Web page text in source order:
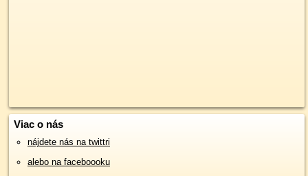
Viac o nás
nájdete nás na twittri
alebo na faceboooku